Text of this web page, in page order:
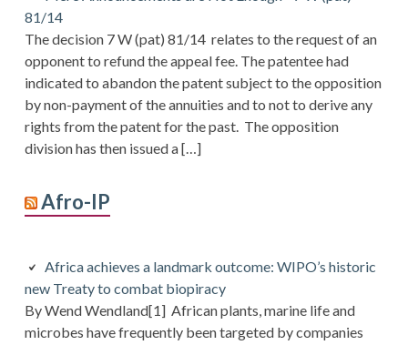
81/14
The decision 7 W (pat) 81/14 relates to the request of an
opponent to refund the appeal fee. The patentee had
indicated to abandon the patent subject to the opposition
by non-payment of the annuities and to not to derive any
rights from the patent for the past. The opposition
division has then issued a […]
Afro-IP
Africa achieves a landmark outcome: WIPO’s historic
new Treaty to combat biopiracy
By Wend Wendland[1] African plants, marine life and
microbes have frequently been targeted by companies